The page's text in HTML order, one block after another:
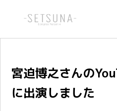
宮迫博之さんの
に出演しました